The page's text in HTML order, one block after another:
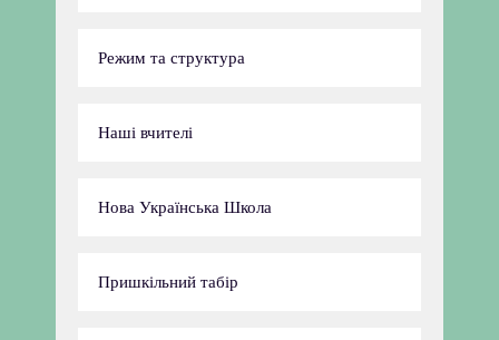
Режим та структура
Наші вчителі
Нова Українська Школа
Пришкільний табір